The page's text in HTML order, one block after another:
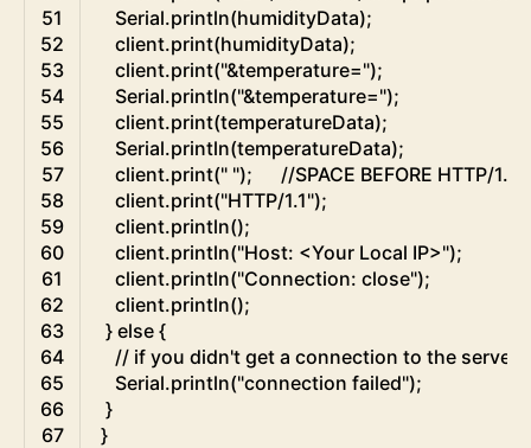
51
52
53
54
55
56
57
58
59
60
61
62
63
64
65
66
67
Serial.println(humidityData);
client.print(humidityData);
client.print("&temperature=");
Serial.println("&temperature=");
client.print(temperatureData);
Serial.println(temperatureData);
client.print(" ");
//SPACE BEFORE HTTP/1.1
client.print("HTTP/1.1");
client.println();
client.println("Host: <Your Local IP>");
client.println("Connection: close");
client.println();
} else {
// if you didn't get a connection to the server:
Serial.println("connection failed");
}
}